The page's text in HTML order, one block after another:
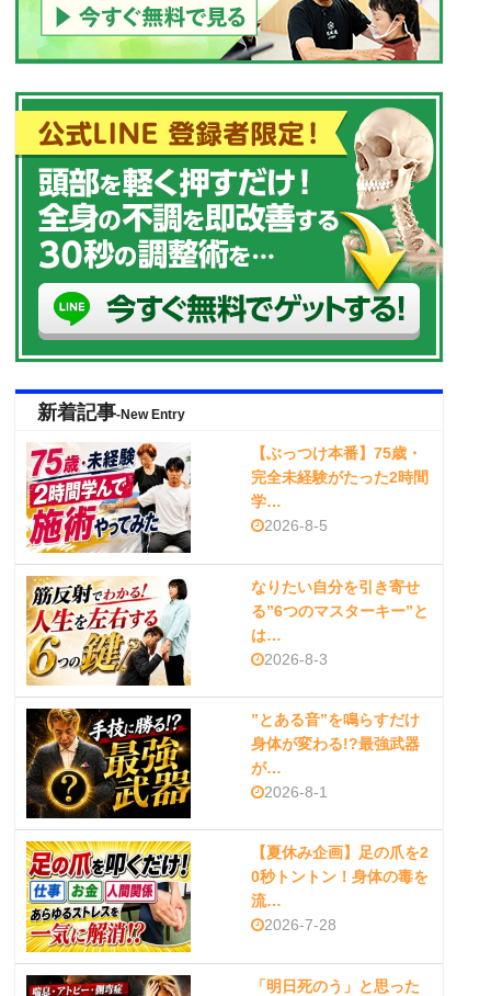
新着記事-New Entry
【ぶっつけ本番】75歳・
完全未経験がたった2時間
学…
2026-8-5
なりたい自分を引き寄せ
る”6つのマスターキー”と
は…
2026-8-3
”とある音”を鳴らすだけ
身体が変わる!?最強武器
が…
2026-8-1
【夏休み企画】足の爪を2
0秒トントン！身体の毒を
流…
2026-7-28
「明日死のう」と思った